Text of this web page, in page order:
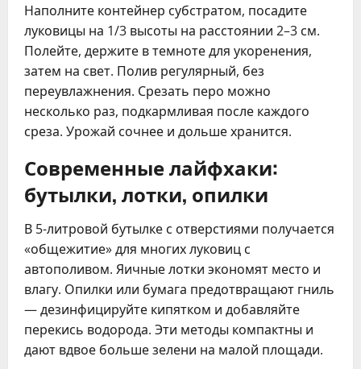
Наполните контейнер субстратом, посадите
луковицы на 1/3 высоты на расстоянии 2–3 см.
Полейте, держите в темноте для укоренения,
затем на свет. Полив регулярный, без
переувлажнения. Срезать перо можно
несколько раз, подкармливая после каждого
среза. Урожай сочнее и дольше хранится.
Современные лайфхаки:
бутылки, лотки, опилки
В 5-литровой бутылке с отверстиями получается
«общежитие» для многих луковиц с
автополивом. Яичные лотки экономят место и
влагу. Опилки или бумага предотвращают гниль
— дезинфицируйте кипятком и добавляйте
перекись водорода. Эти методы компактны и
дают вдвое больше зелени на малой площади.